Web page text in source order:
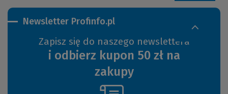
Newsletter Profinfo.pl
Zapisz się do naszego newslettera
i odbierz kupon 50 zł na
zakupy